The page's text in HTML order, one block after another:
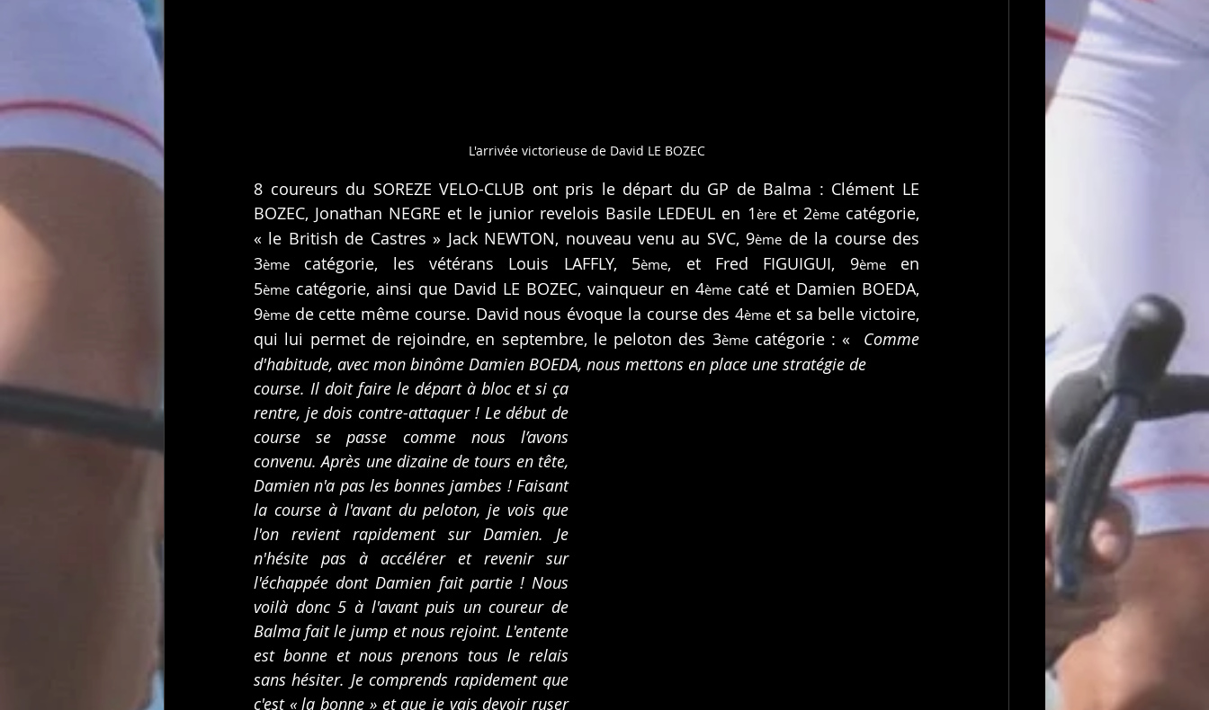
L'arrivée victorieuse de David LE BOZEC
8 coureurs du SOREZE VELO-CLUB ont pris le départ du GP de Balma : Clément LE
BOZEC, Jonathan NEGRE et le junior revelois Basile LEDEUL en 1ère et 2ème catégorie,
« le British de Castres » Jack NEWTON, nouveau venu au SVC, 9ème de la course des
3ème catégorie, les vétérans Louis LAFFLY, 5ème, et Fred FIGUIGUI, 9ème en
5ème catégorie, ainsi que David LE BOZEC, vainqueur en 4ème caté et Damien BOEDA,
9ème de cette même course. David nous évoque la course des 4ème et sa belle victoire,
qui lui permet de rejoindre, en septembre, le peloton des 3ème catégorie : «
Comme
d'habitude, avec mon binôme Damien BOEDA, nous mettons en place une stratégie de
course. Il doit faire le départ à bloc et si ça
rentre, je dois contre-attaquer ! Le début de
course se passe comme nous l’avons
convenu. Après une dizaine de tours en tête,
Damien n'a pas les bonnes jambes ! Faisant
la course à l'avant du peloton, je vois que
l'on revient rapidement sur Damien. Je
n'hésite pas à accélérer et revenir sur
l'échappée dont Damien fait partie ! Nous
voilà donc 5 à l'avant puis un coureur de
Balma fait le jump et nous rejoint. L'entente
est bonne et nous prenons tous le relais
sans hésiter. Je comprends rapidement que
c'est « la bonne » et que je vais devoir ruser